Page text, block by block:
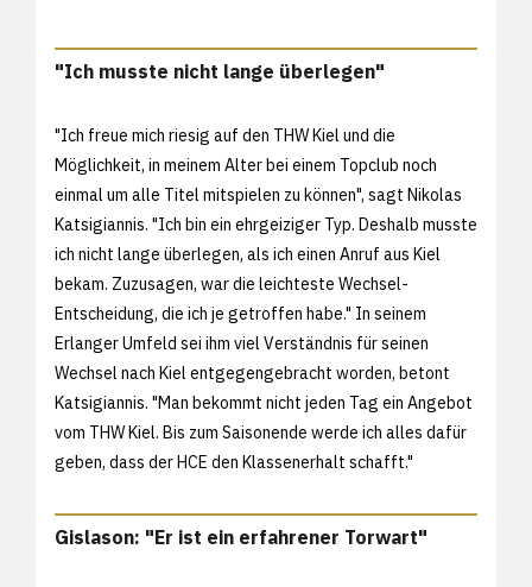
"Ich musste nicht lange überlegen"
"Ich freue mich riesig auf den THW Kiel und die
Möglichkeit, in meinem Alter bei einem Topclub noch
einmal um alle Titel mitspielen zu können", sagt Nikolas
Katsigiannis. "Ich bin ein ehrgeiziger Typ. Deshalb musste
ich nicht lange überlegen, als ich einen Anruf aus Kiel
bekam. Zuzusagen, war die leichteste Wechsel-
Entscheidung, die ich je getroffen habe." In seinem
Erlanger Umfeld sei ihm viel Verständnis für seinen
Wechsel nach Kiel entgegengebracht worden, betont
Katsigiannis. "Man bekommt nicht jeden Tag ein Angebot
vom THW Kiel. Bis zum Saisonende werde ich alles dafür
geben, dass der HCE den Klassenerhalt schafft."
Gislason: "Er ist ein erfahrener Torwart"